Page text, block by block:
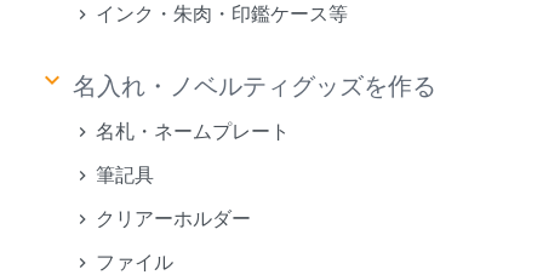
インク・朱肉・印鑑ケース等
keyboard_arrow_down 名入れ・ノベルティグッズを作る
名札・ネームプレート
筆記具
クリアーホルダー
ファイル